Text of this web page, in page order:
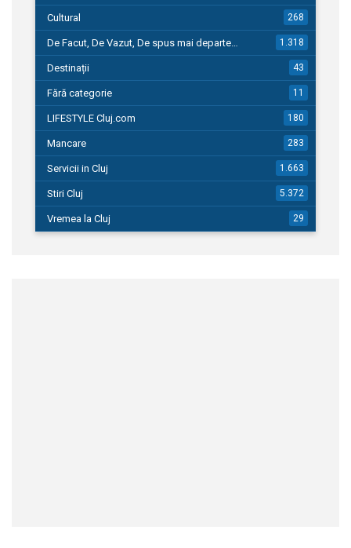
Cultural 268
De Facut, De Vazut, De spus mai departe… 1.318
Destinații 43
Fără categorie 11
LIFESTYLE Cluj.com 180
Mancare 283
Servicii in Cluj 1.663
Stiri Cluj 5.372
Vremea la Cluj 29